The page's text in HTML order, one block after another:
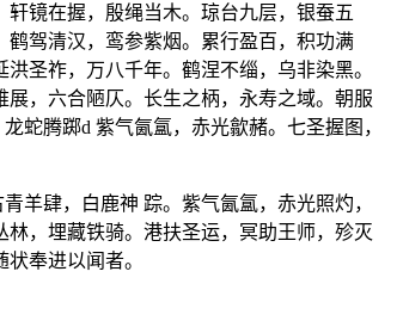
镜在握，殷绳当木。琼台九层，银蚕五
驾清汉，鸾参紫烟。累行盈百，积功满
圣祚，万八千年。鹤涅不缁，乌非染黑。
，六合陋仄。长生之柄，永寿之域。朝服
蛇腾踯d 紫气氤氲，赤光歙赭。七圣握图，
羊肆，白鹿神 踪。紫气氤氲，赤光照灼，
，埋藏铁骑。港扶圣运，冥助王师，殄灭
奉进以闻者。